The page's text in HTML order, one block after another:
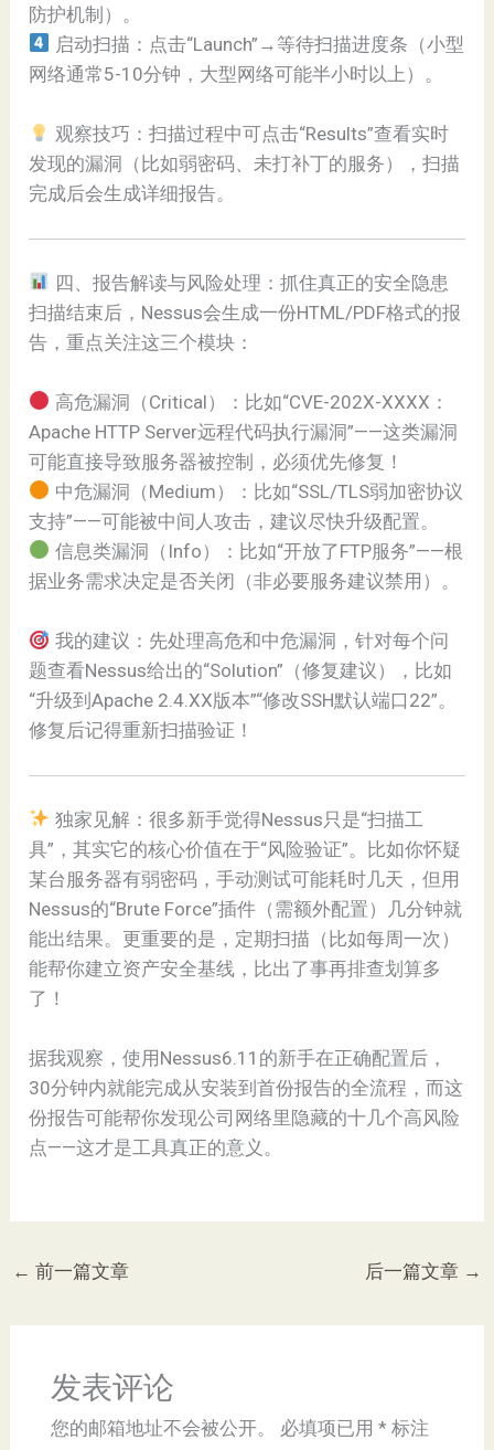
防护机制）。
启动扫描：点击“Launch”→等待扫描进度条（小型
网络通常5-10分钟，大型网络可能半小时以上）。
观察技巧：扫描过程中可点击“Results”查看实时
发现的漏洞（比如弱密码、未打补丁的服务），扫描
完成后会生成详细报告。
四、报告解读与风险处理：抓住真正的安全隐患
扫描结束后，Nessus会生成一份HTML/PDF格式的报
告，重点关注这三个模块：
高危漏洞（Critical）：比如“CVE-202X-XXXX：
Apache HTTP Server远程代码执行漏洞”——这类漏洞
可能直接导致服务器被控制，必须优先修复！
中危漏洞（Medium）：比如“SSL/TLS弱加密协议
支持”——可能被中间人攻击，建议尽快升级配置。
信息类漏洞（Info）：比如“开放了FTP服务”——根
据业务需求决定是否关闭（非必要服务建议禁用）。
我的建议：先处理高危和中危漏洞，针对每个问
题查看Nessus给出的“Solution”（修复建议），比如
“升级到Apache 2.4.XX版本”“修改SSH默认端口22”。
修复后记得重新扫描验证！
独家见解：很多新手觉得Nessus只是“扫描工
具”，其实它的核心价值在于“风险验证”。比如你怀疑
某台服务器有弱密码，手动测试可能耗时几天，但用
Nessus的“Brute Force”插件（需额外配置）几分钟就
能出结果。更重要的是，定期扫描（比如每周一次）
能帮你建立资产安全基线，比出了事再排查划算多
了！
据我观察，使用Nessus6.11的新手在正确配置后，
30分钟内就能完成从安装到首份报告的全流程，而这
份报告可能帮你发现公司网络里隐藏的十几个高风险
点——这才是工具真正的意义。
← 前一篇文章 后一篇文章 →
发表评论
您的邮箱地址不会被公开。 必填项已用 * 标注